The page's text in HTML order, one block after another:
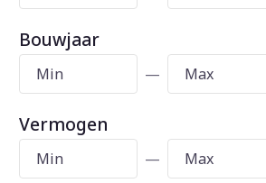
Bouwjaar
—
Vermogen
—